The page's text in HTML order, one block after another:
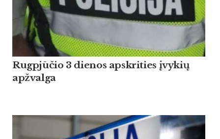
Rugpjūčio 3 dienos apskrities įvykių
apžvalga